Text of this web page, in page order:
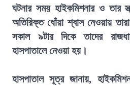
ঘটনার সময় হাইকমিশনার ও তার
অতিরিক্ত ধোঁয়া শ্বাস নেওয়ায়
সকাল ৯টার দিকে তাদের
হাসপাতালে নেওয়া হয়।
হাসপাতাল সূত্র জানায়,